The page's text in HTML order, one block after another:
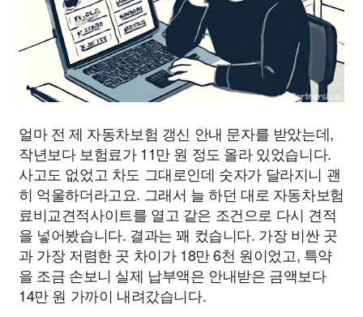
얼마 전 제 자동차보험 갱신 안내 문자를 받았는데,
작년보다 보험료가 11만 원 정도 올라 있었습니다.
사고도 없었고 차도 그대로인데 숫자가 달라지니 괜
히 억울하더라고요. 그래서 늘 하던 대로 자동차보험
료비교견적사이트를 열고 같은 조건으로 다시 견적
을 넣어봤습니다. 결과는 꽤 컸습니다. 가장 비싼 곳
과 가장 저렴한 곳 차이가 18만 6천 원이었고, 특약
을 조금 손보니 실제 납부액은 안내받은 금액보다
14만 원 가까이 내려갔습니다.